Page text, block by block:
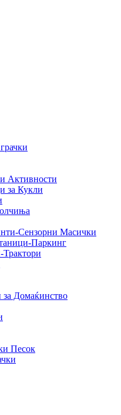
Активности
за Кукли
Сензорни Масички
Паркинг
Домаќинство
Песок